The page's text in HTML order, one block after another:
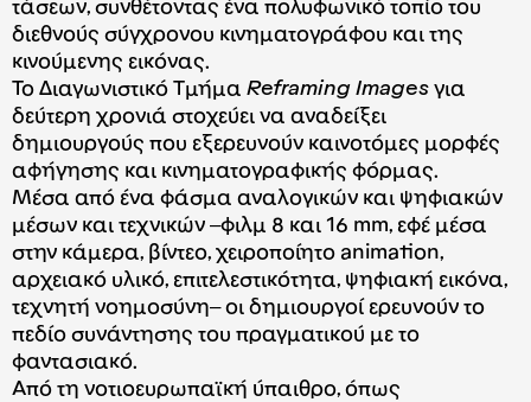
τάσεων, συνθέτοντας ένα πολυφωνικό τοπίο του
διεθνούς σύγχρονου κινηματογράφου και της
κινούμενης εικόνας.
Το Διαγωνιστικό Τμήμα Reframing Images για
δεύτερη χρονιά στοχεύει να αναδείξει
δημιουργούς που εξερευνούν καινοτόμες μορφές
αφήγησης και κινηματογραφικής φόρμας.
Μέσα από ένα φάσμα αναλογικών και ψηφιακών
μέσων και τεχνικών ‒φιλμ 8 και 16 mm, εφέ μέσα
στην κάμερα, βίντεο, χειροποίητο animation,
αρχειακό υλικό, επιτελεστικότητα, ψηφιακή εικόνα,
τεχνητή νοημοσύνη‒ οι δημιουργοί ερευνούν το
πεδίο συνάντησης του πραγματικού με το
φαντασιακό.
Από τη νοτιοευρωπαϊκή ύπαιθρο, όπως